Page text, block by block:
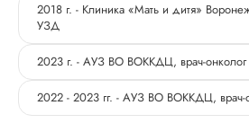
2018 г. - Клиника «Мать и дитя»
УЗД
2023 г. - АУЗ ВО ВОККДЦ, врач-онколог
2022 - 2023 гг. - АУЗ ВО ВОККДЦ, врач-